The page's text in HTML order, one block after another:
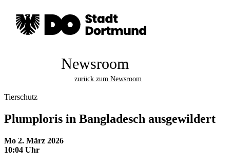
Newsroom
zurück zum Newsroom
Tierschutz
Plumploris in Bangladesch ausgewildert
Mo 2. März 2026
10:04 Uhr